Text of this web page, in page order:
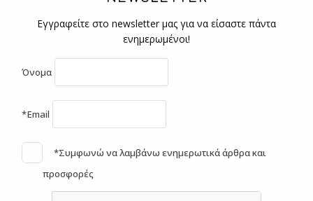
Εγγραφείτε στο newsletter μας για να είσαστε πάντα
ενημερωμένοι!
Όνομα
*Email
*Συμφωνώ να λαμβάνω ενημερωτικά άρθρα και
προσφορές